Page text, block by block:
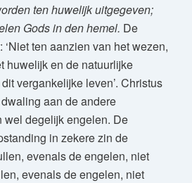
ten huwelijk uitgegeven;
Gods in den hemel. De
‘Niet ten aanzien van het wezen,
huwelijk en de natuurlijke
vergankelijke leven’. Christus
aan de andere
wel degelijk engelen. De
in zekere zin de
evenals de engelen, niet
evenals de engelen, niet